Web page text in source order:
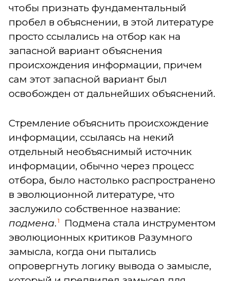
чтобы признать фундаментальный
пробел в объяснении, в этой литературе
просто ссылались на отбор как на
запасной вариант объяснения
происхождения информации, причем
сам этот запасной вариант был
освобожден от дальнейших объяснений.
Стремление объяснить происхождение
информации, ссылаясь на некий
отдельный необъяснимый источник
информации, обычно через процесс
отбора, было настолько распространено
в эволюционной литературе, что
заслужило собственное название:
подмена. 1
Подмена стала инструментом
эволюционных критиков Разумного
замысла, когда они пытались
опровергнуть логику вывода о замысле,